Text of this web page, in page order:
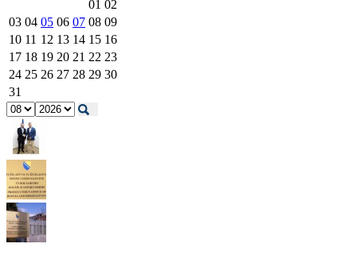
01 02
03 04 05 06 07 08 09
10 11 12 13 14 15 16
17 18 19 20 21 22 23
24 25 26 27 28 29 30
31